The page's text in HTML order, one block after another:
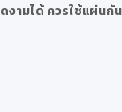
งามได้ ควรใช้แผ่น